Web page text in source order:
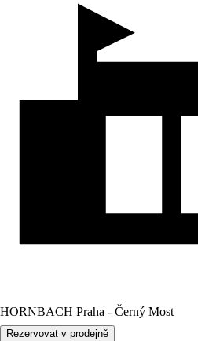
HORNBACH Praha - Černý Most
Rezervovat v prodejně